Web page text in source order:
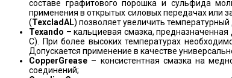
составе графитового порошка и сульфида
применения в открытых силовых передачах или
(TexcladAL) позволяет увеличить температурный
Texando – кальциевая смазка,
C). При более высоких температурах
Допускается применение в качестве
CopperGrease – консистентная смазка на
соединений;